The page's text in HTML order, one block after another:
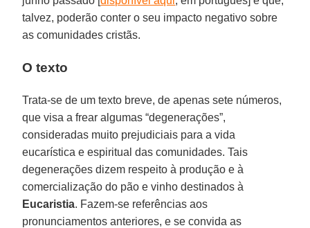
talvez, poderão conter o seu impacto negativo sobre
as comunidades cristãs.
O texto
Trata-se de um texto breve, de apenas sete números,
que visa a frear algumas “degenerações”,
consideradas muito prejudiciais para a vida
eucarística e espiritual das comunidades. Tais
degenerações dizem respeito à produção e à
comercialização do pão e vinho destinados à
Eucaristia. Fazem-se referências aos
pronunciamentos anteriores, e se convida as